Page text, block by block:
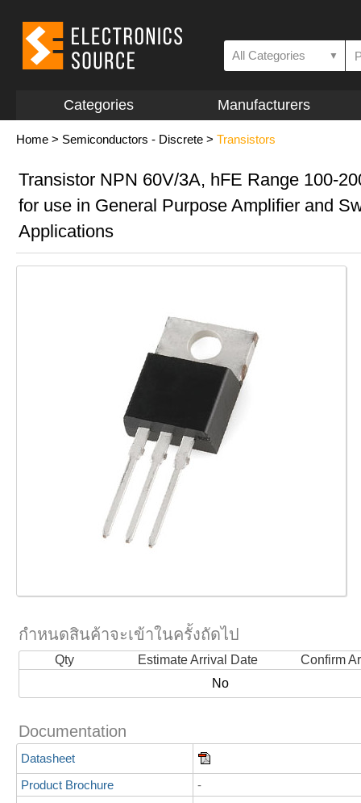
All Categories ▼
Categories Manufacturers
Home > Semiconductors - Discrete > Transistors
Transistor NPN 60V/3A, hFE Range 100-
for use in General Purpose Amplifier and
Applications
กำหนดสินค้าจะเข้าในครั้งถัดไป
Qty Estimate Arrival Date
Confirm
No
Documentation
Datasheet
Product Brochure
-